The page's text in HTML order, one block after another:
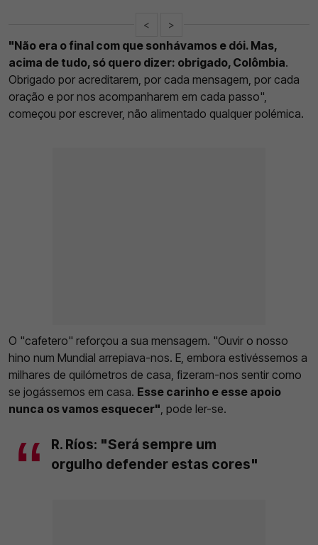
< >
"Não era o final com que sonhávamos e dói. Mas,
acima de tudo, só quero dizer: obrigado, Colômbia.
Obrigado por acreditarem, por cada mensagem, por cada
oração e por nos acompanharem em cada passo",
começou por escrever, não alimentado qualquer polémica.
O "cafetero" reforçou a sua mensagem. "Ouvir o nosso
hino num Mundial arrepiava-nos. E, embora estivéssemos a
milhares de quilómetros de casa, fizeram-nos sentir como
se jogássemos em casa. Esse carinho e esse apoio
nunca os vamos esquecer" , pode ler-se.
R. Ríos: "Será sempre um
orgulho defender estas cores"